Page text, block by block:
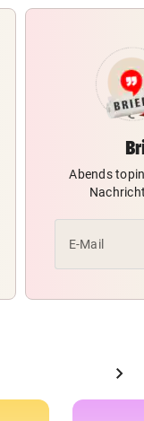
Abends
E-Mail
chevron_right